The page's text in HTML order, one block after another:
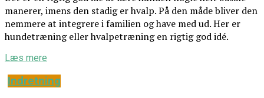
manerer, imens den stadig er hvalp. På den måde bliver den
nemmere at integrere i familien og have med ud. Her er
hundetræning eller hvalpetræning en rigtig god idé.
Læs mere
Indretning